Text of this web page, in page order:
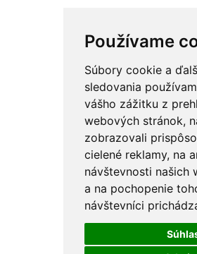
Používame
Súbory cookie a
sledovania
vášho zážitku z
webových stránok,
zobrazovali
cielené reklamy, na
návštevnosti našich
a na pochopenie
návštevníci